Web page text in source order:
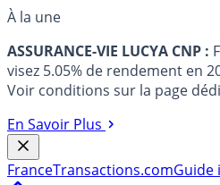
À la une
ASSURANCE-VIE LUCYA CNP :
visez 5.05% de rendement en
Voir conditions sur la page
En Savoir Plus
FranceTransactions.comGuide